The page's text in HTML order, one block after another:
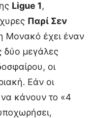
Ligue 1,
Παρί Σεν
Μονακό έχει έναν
δύο μεγάλες
οι
Εάν οι
κάνουν το «4